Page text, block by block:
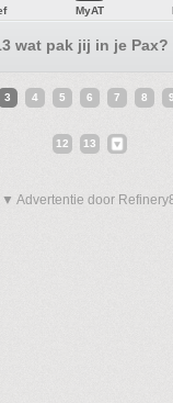
MyAT
wat pak jij in je Pax?
3 4 5 6 7 8 9
12 13
▼ Advertentie door